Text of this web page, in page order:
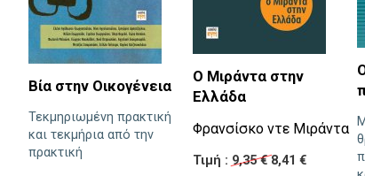
Βία στην Οικογένεια
Τεκμηριωμένη πρακτική
και τεκμήρια από την
πρακτική
Ο Μιράντα στην
Ελλάδα
Φρανσίσκο ντε Μιράντα
Τιμή : 9,35 €8,41 €